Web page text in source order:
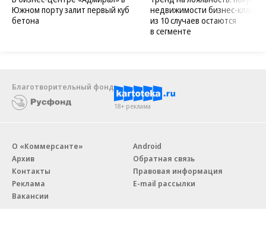
Южном порту залит первый куб
бетона
недвижимости бизнес-класса
из 10 случаев остаются
в сегменте
Благотворительный фонд
18+ реклама
О «Коммерсанте»
Архив
Контакты
Реклама
Вакансии
Android
Обратная связь
Правовая информация
E-mail рассылки